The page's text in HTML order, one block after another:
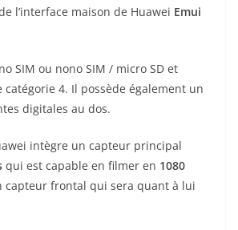
l’interface maison de Huawei Emui
SIM ou nono SIM / micro SD et
catégorie 4. Il possède également un
digitales au dos.
intègre un capteur principal
qui est capable en filmer en 1080
capteur frontal qui sera quant à lui